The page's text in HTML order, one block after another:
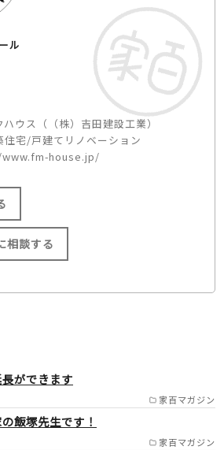
ル
ハウス（（株）吉田建設工業）
住宅/戸建てリノベーション
house.jp/
囲
相談する
家百マガジン
ができます
家百マガジン
飯塚先生です！